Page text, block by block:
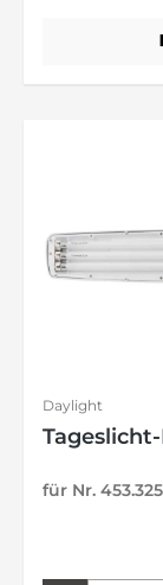
Daylight
für Nr.